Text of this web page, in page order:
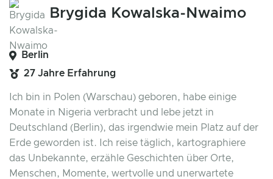
Brygida Kowalska-Nwaimo
Berlin
27 Jahre Erfahrung
Ich bin in Polen (Warschau) geboren, habe einige
Monate in Nigeria verbracht und lebe jetzt in
Deutschland (Berlin), das irgendwie mein Platz auf der
Erde geworden ist. Ich reise täglich, kartographiere
das Unbekannte, erzähle Geschichten über Orte,
Menschen, Momente, wertvolle und unerwartete